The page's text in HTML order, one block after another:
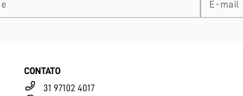
CONTATO
31 97102 4017